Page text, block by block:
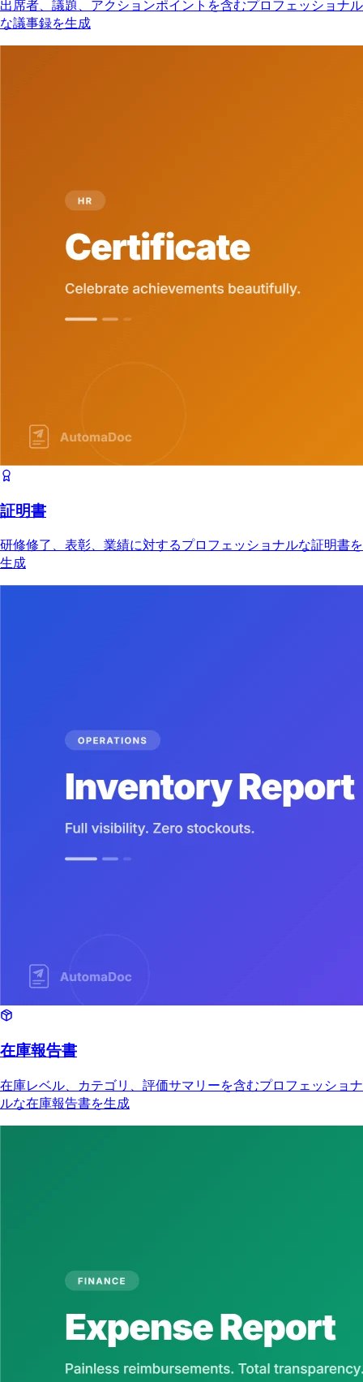
出席者、議題、アクションポイントを含むプロフェッショナル
な議事録を生成
証明書
研修修了、表彰、業績に対するプロフェッショナルな証明書を
生成
在庫報告書
在庫レベル、カテゴリ、評価サマリーを含むプロフェッショナ
ルな在庫報告書を生成